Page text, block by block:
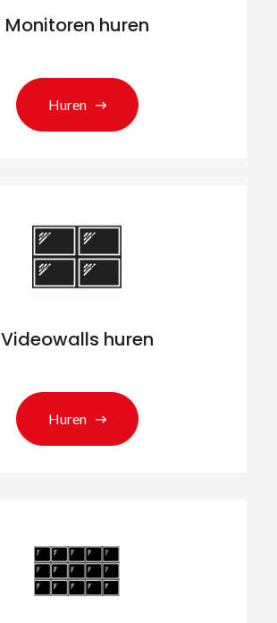
Monitoren huren
Huren
Videowalls huren
Huren